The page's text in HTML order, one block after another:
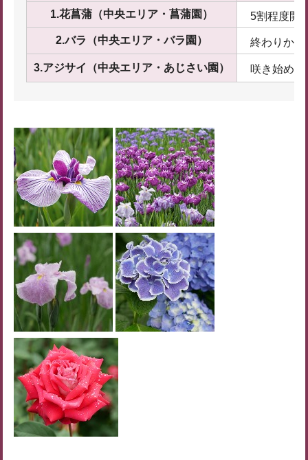
1.花菖蒲（中央エリア・菖蒲園） 5割程度開
2.バラ（中央エリア・バラ園） 終わりかけ
3.アジサイ（中央エリア・あじさい園） 咲き始め